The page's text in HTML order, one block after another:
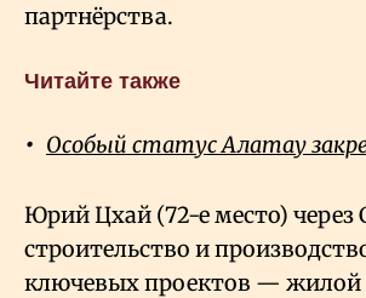
партнёрства.
Читайте также
Особый статус Алатау
Юрий Цхай (72-е место) через
строительство и
ключевых проектов — жилой